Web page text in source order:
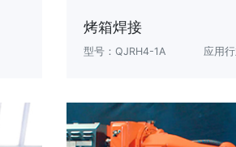
烤箱焊接
型号：QJRH4-1A 应用